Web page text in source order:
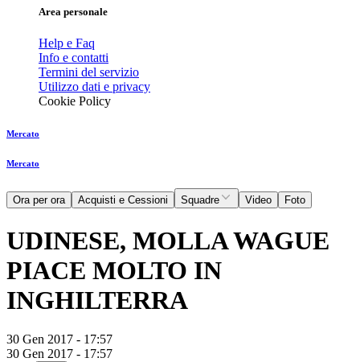
Area personale
Help e Faq
Info e contatti
Termini del servizio
Utilizzo dati e privacy
Cookie Policy
Mercato
Mercato
Ora per ora Acquisti e Cessioni Squadre Video Foto
UDINESE, MOLLA WAGUE
PIACE MOLTO IN
INGHILTERRA
30 Gen 2017 - 17:57
30 Gen 2017 - 17:57